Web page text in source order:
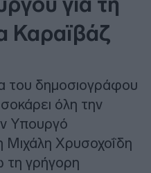
Καραϊβάζ
του δημοσιογράφου
όλη την
Υπουργό
Μιχάλη Χρυσοχοΐδη
τη γρήγορη